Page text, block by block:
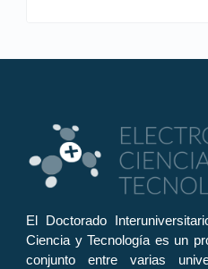
El Doctorado
Ciencia y Tecnología es un
conjunto entre varias